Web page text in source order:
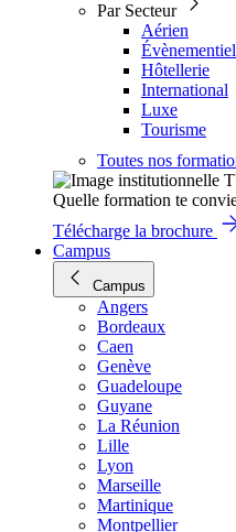
Par Secteur
Aérien
Évènementiel
Hôtellerie
International
Luxe
Tourisme
Toutes nos
Quelle formation te
Télécharge la brochure
Campus
Campus
Angers
Bordeaux
Caen
Genève
Guadeloupe
Guyane
La Réunion
Lille
Lyon
Marseille
Martinique
Montpellier